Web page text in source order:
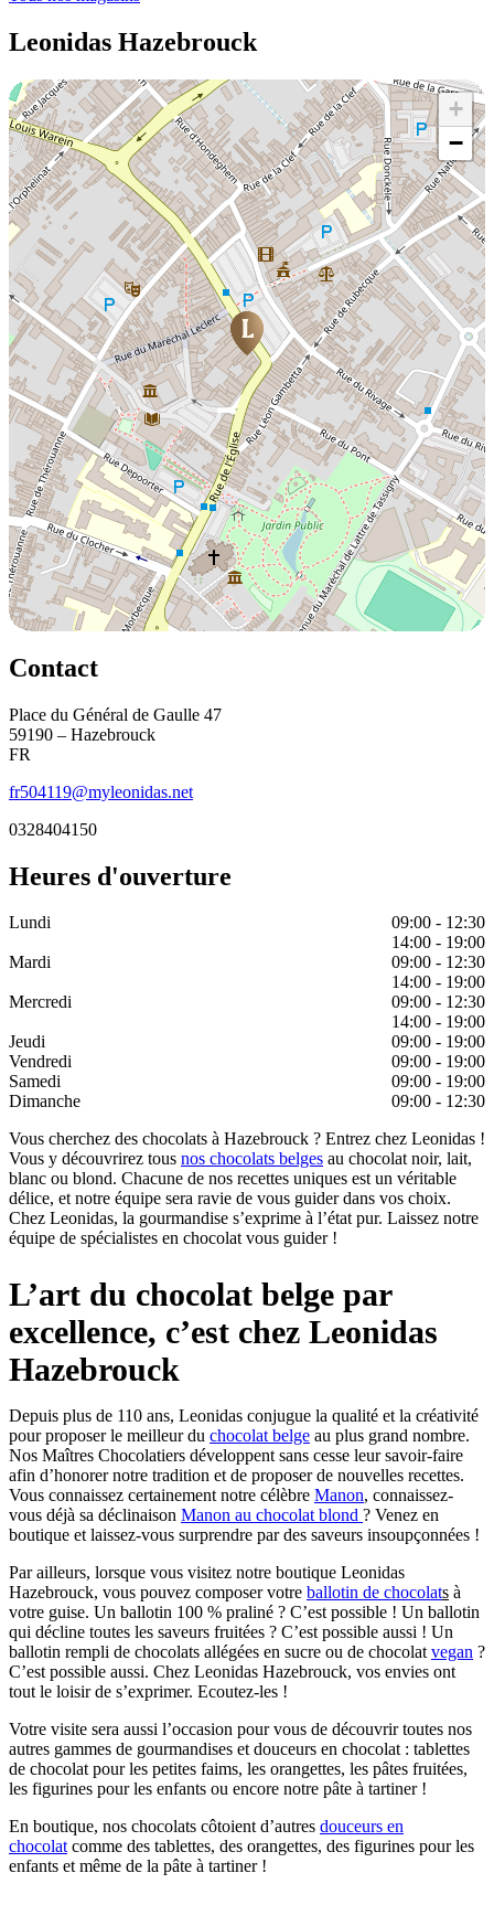
Leonidas Hazebrouck
+
−
Contact
Place du Général de Gaulle 47
59190 – Hazebrouck
FR
fr504119@myleonidas.net
0328404150
Heures d'ouverture
Lundi
09:00 - 12:30
14:00 - 19:00
Mardi
09:00 - 12:30
14:00 - 19:00
Mercredi
09:00 - 12:30
14:00 - 19:00
Jeudi
09:00 - 19:00
Vendredi
09:00 - 19:00
Samedi
09:00 - 19:00
Dimanche
09:00 - 12:30
Vous cherchez des chocolats à Hazebrouck ? Entrez chez Leonidas !
Vous y découvrirez tous nos chocolats belges au chocolat noir, lait,
blanc ou blond. Chacune de nos recettes uniques est un véritable
délice, et notre équipe sera ravie de vous guider dans vos choix.
Chez Leonidas, la gourmandise s’exprime à l’état pur. Laissez notre
équipe de spécialistes en chocolat vous guider !
L’art du chocolat belge par
excellence, c’est chez Leonidas
Hazebrouck
Depuis plus de 110 ans, Leonidas conjugue la qualité et la créativité
pour proposer le meilleur du chocolat belge au plus grand nombre.
Nos Maîtres Chocolatiers développent sans cesse leur savoir-faire
afin d’honorer notre tradition et de proposer de nouvelles recettes.
Vous connaissez certainement notre célèbre Manon, connaissez-
vous déjà sa déclinaison Manon au chocolat blond ? Venez en
boutique et laissez-vous surprendre par des saveurs insoupçonnées !
Par ailleurs, lorsque vous visitez notre boutique Leonidas
Hazebrouck, vous pouvez composer votre ballotin de chocolats à
votre guise. Un ballotin 100 % praliné ? C’est possible ! Un ballotin
qui décline toutes les saveurs fruitées ? C’est possible aussi ! Un
ballotin rempli de chocolats allégées en sucre ou de chocolat vegan ?
C’est possible aussi. Chez Leonidas Hazebrouck, vos envies ont
tout le loisir de s’exprimer. Ecoutez-les !
Votre visite sera aussi l’occasion pour vous de découvrir toutes nos
autres gammes de gourmandises et douceurs en chocolat : tablettes
de chocolat pour les petites faims, les orangettes, les pâtes fruitées,
les figurines pour les enfants ou encore notre pâte à tartiner !
En boutique, nos chocolats côtoient d’autres douceurs en
chocolat comme des tablettes, des orangettes, des figurines pour les
enfants et même de la pâte à tartiner !